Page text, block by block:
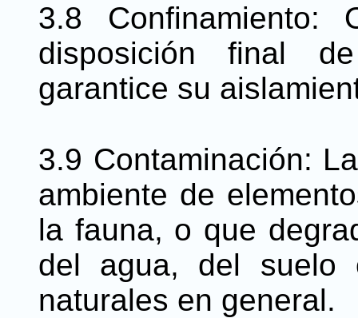
3.8
disposición final
garantice su
3.9 Contaminación:
ambiente de
la fauna, o que
del agua, del
naturales en general.